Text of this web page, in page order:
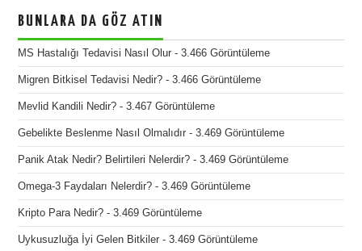
BUNLARA DA GÖZ ATIN
MS Hastalığı Tedavisi Nasıl Olur - 3.466 Görüntüleme
Migren Bitkisel Tedavisi Nedir? - 3.466 Görüntüleme
Mevlid Kandili Nedir? - 3.467 Görüntüleme
Gebelikte Beslenme Nasıl Olmalıdır - 3.469 Görüntüleme
Panik Atak Nedir? Belirtileri Nelerdir? - 3.469 Görüntüleme
Omega-3 Faydaları Nelerdir? - 3.469 Görüntüleme
Kripto Para Nedir? - 3.469 Görüntüleme
Uykusuzluğa İyi Gelen Bitkiler - 3.469 Görüntüleme